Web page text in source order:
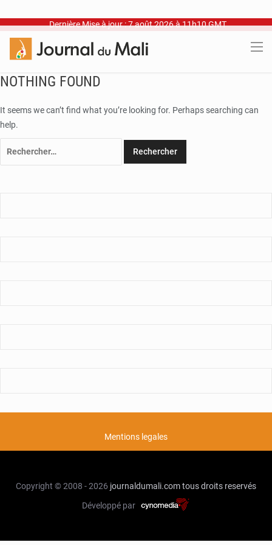
Dernière Mise à jour : 7 août 2026 à 11h10 GMT
NOTHING FOUND
It seems we can’t find what you’re looking for. Perhaps searching can
help.
Mentions legales
Copyright © 2008 - 2026 journaldumali.comtous droits reservés
Développé par